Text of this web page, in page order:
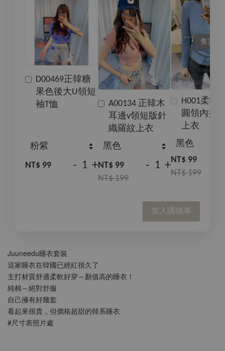
D00469正韓糖
果色後大U領短
袖T恤
NT$ 99 - +
A00134 正韓木
耳邊v領短版針
織羅紋上衣
NT$ 99
NT$ 199
- +
售完
H001柔軟
圓領內搭
上衣
NT$ 99
NT$ 199
加入購物車
Juuneedu睡衣套裝
這家睡衣在韓國已經紅很久了
主打材質舒適柔軟好穿～顏值高的睡衣！
純棉～絕對舒服
自己擁有好幾套
看起來很貴，但價格超甜的韓系睡衣
#尺寸表照片處